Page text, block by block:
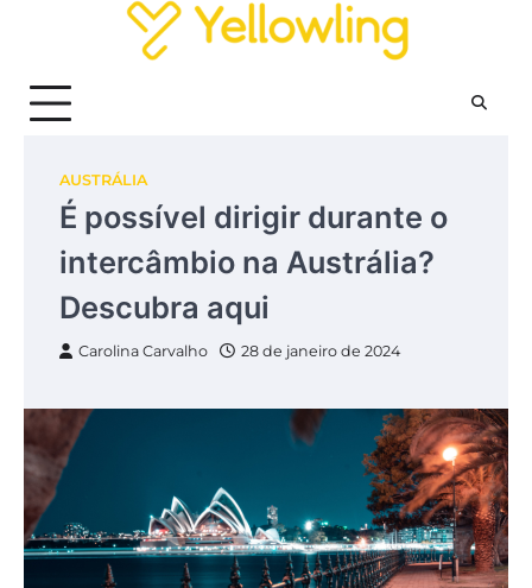
AUSTRÁLIA
É possível dirigir durante o
intercâmbio na Austrália?
Descubra aqui
Carolina Carvalho 28 de janeiro de 2024